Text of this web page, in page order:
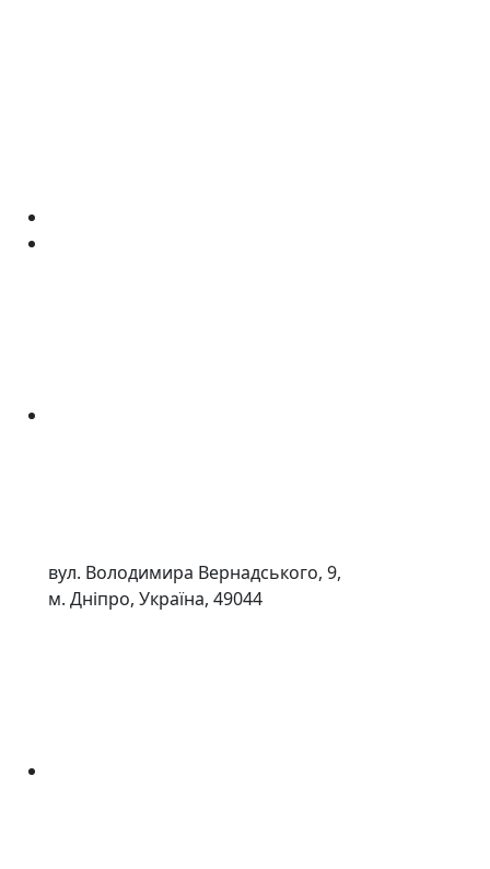
вул. Володимира Вернадського, 9,
м. Дніпро, Україна, 49044